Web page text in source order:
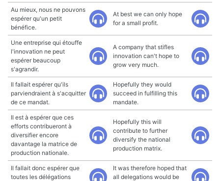
Au mieux, nous ne pouvons
espérer qu'un petit
bénéfice.
At best we can only hope
for a small profit.
Une entreprise qui étouffe
l'innovation ne peut
espérer beaucoup
s'agrandir.
A company that stifles
innovation can't hope to
grow very much.
Il fallait espérer qu'ils
parviendraient à s'acquitter
de ce mandat.
Hopefully they would
succeed in fulfilling this
mandate.
Il est à espérer que ces
efforts contribueront à
diversifier encore
davantage la matrice de
production nationale.
Hopefully this will
contribute to further
diversify the national
production matrix.
Il fallait donc espérer que
toutes les délégations
It was therefore hoped that
all delegations would be